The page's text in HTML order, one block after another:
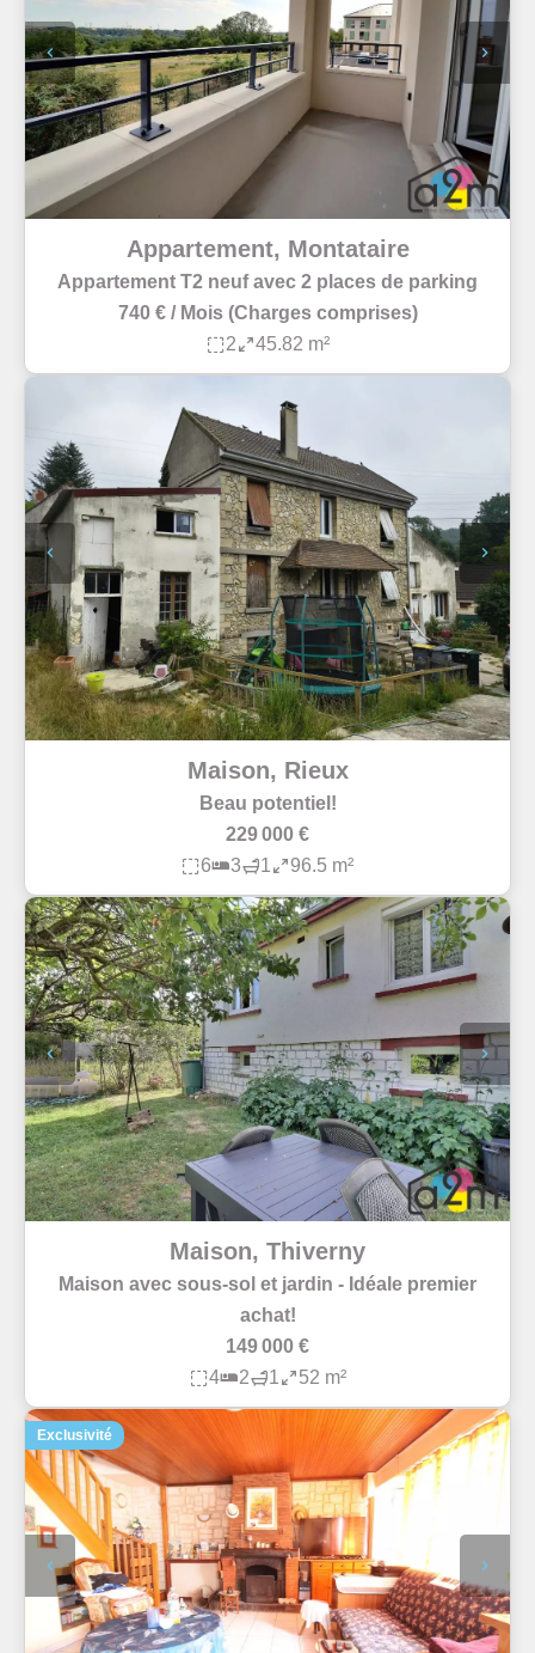
Appartement, Montataire
Appartement T2 neuf avec 2 places de parking
740 € / Mois (Charges comprises)
2
45.82 m²
Maison, Rieux
Beau potentiel!
229 000 €
6
3 1 96.5 m²
Maison, Thiverny
Maison avec sous-sol et jardin - Idéale premier
achat!
149 000 €
4
2 1 52 m²
Exclusivité